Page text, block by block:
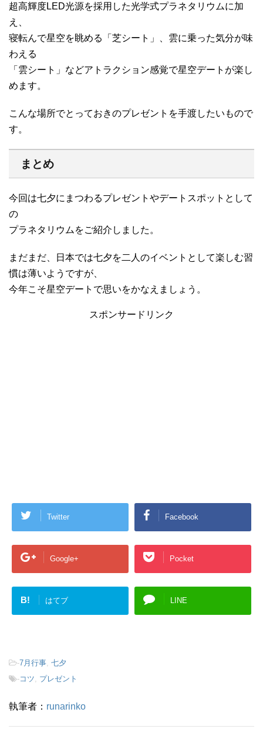
超高輝度LED光源を採用した光学式プラネタリウムに加
え、
寝転んで星空を眺める「芝シート」、雲に乗った気分が味
わえる
「雲シート」などアトラクション感覚で星空デートが楽し
めます。
こんな場所でとっておきのプレゼントを手渡したいもので
す。
まとめ
今回は七夕にまつわるプレゼントやデートスポットとして
の
プラネタリウムをご紹介しました。
まだまだ、日本では七夕を二人のイベントとして楽しむ習
慣は薄いようですが、
今年こそ星空デートで思いをかなえましょう。
スポンサードリンク
Twitter Facebook
Google+ Pocket
B! はてブ LINE
-7月行事 七夕
-コツ プレゼント
執筆者： runarinko